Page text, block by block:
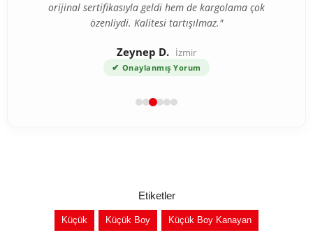
orijinal sertifikasıyla geldi hem de kargolama çok
özenliydi. Kalitesi tartışılmaz."
Zeynep D. İzmir
✔ Onaylanmış Yorum
Etiketler
Küçük Küçük Boy Küçük Boy Kanayan